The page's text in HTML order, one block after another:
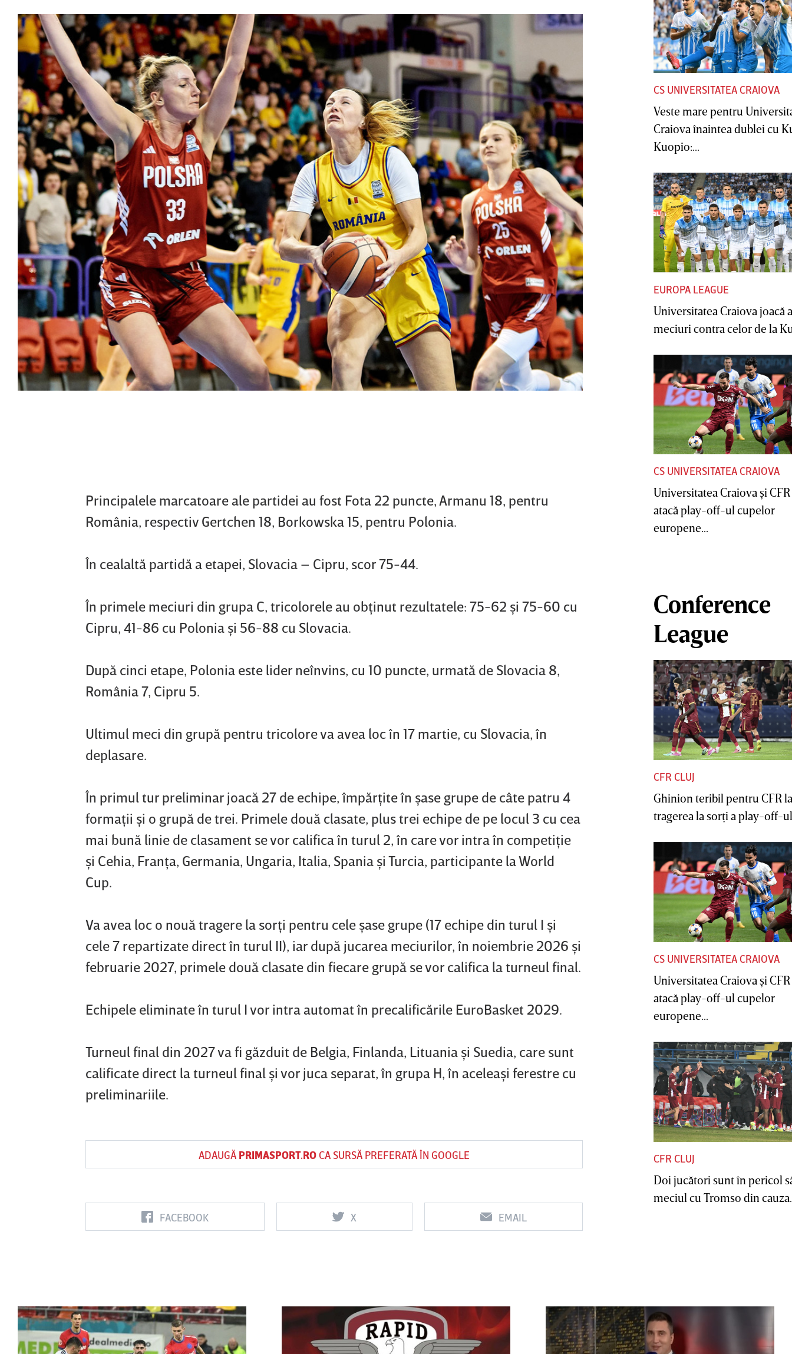
Principalele marcatoare ale partidei au fost Fota 22 puncte, Armanu 18, pentru
România, respectiv Gertchen 18, Borkowska 15, pentru Polonia.
În cealaltă partidă a etapei, Slovacia – Cipru, scor 75-44.
În primele meciuri din grupa C, tricolorele au obţinut rezultatele: 75-62 şi 75-60 cu
Cipru, 41-86 cu Polonia şi 56-88 cu Slovacia.
După cinci etape, Polonia este lider neînvins, cu 10 puncte, urmată de Slovacia 8,
România 7, Cipru 5.
Ultimul meci din grupă pentru tricolore va avea loc în 17 martie, cu Slovacia, în
deplasare.
În primul tur preliminar joacă 27 de echipe, împărţite în şase grupe de câte patru 4
formaţii şi o grupă de trei. Primele două clasate, plus trei echipe de pe locul 3 cu cea
mai bună linie de clasament se vor califica în turul 2, în care vor intra în competiţie
şi Cehia, Franţa, Germania, Ungaria, Italia, Spania şi Turcia, participante la World
Cup.
Va avea loc o nouă tragere la sorţi pentru cele şase grupe (17 echipe din turul I şi
cele 7 repartizate direct în turul II), iar după jucarea meciurilor, în noiembrie 2026 şi
februarie 2027, primele două clasate din fiecare grupă se vor califica la turneul final.
Echipele eliminate în turul I vor intra automat în precalificările EuroBasket 2029.
Turneul final din 2027 va fi găzduit de Belgia, Finlanda, Lituania şi Suedia, care sunt
calificate direct la turneul final şi vor juca separat, în grupa H, în aceleaşi ferestre cu
preliminariile.
ADAUGĂ PRIMASPORT.ROCA SURSĂ PREFERATĂ ÎN GOOGLE
FACEBOOK X EMAIL
CS UNIVERSITATEA CRAIOVA
Veste mare pentru
Craiova înaintea dublei cu
Kuopio:...
EUROPA LEAGUE
Universitatea Craiova joacă
meciuri contra celor de la
CS UNIVERSITATEA CRAIOVA
Universitatea Craiova şi
atacă play-off-ul cupelor
europene...
Conference
League
CFR CLUJ
Ghinion teribil pentru CFR la
tragerea la sorţi a play-off-
CS UNIVERSITATEA CRAIOVA
Universitatea Craiova şi
atacă play-off-ul cupelor
europene...
CFR CLUJ
Doi jucători sunt în pericol
meciul cu Tromso din